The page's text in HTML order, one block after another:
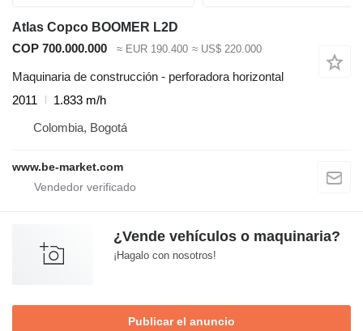
Atlas Copco BOOMER L2D
COP 700.000.000
≈ EUR 190.400 ≈ US$ 220.000
Maquinaria de construcción - perforadora horizontal
2011
1.833 m/h
Colombia, Bogotá
www.be-market.com
¿Vende vehículos o maquinaria?
¡Hagalo con nosotros!
Publicar el anuncio